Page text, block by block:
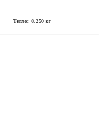
Тегло: 0.250 кг